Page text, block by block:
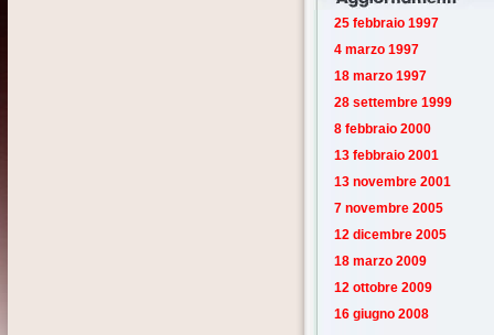
25 febbraio 1997
4 marzo 1997
18 marzo 1997
28 settembre 1999
8 febbraio 2000
13 febbraio 2001
13 novembre 2001
7 novembre 2005
12 dicembre 2005
18 marzo 2009
12 ottobre 2009
16 giugno 2008